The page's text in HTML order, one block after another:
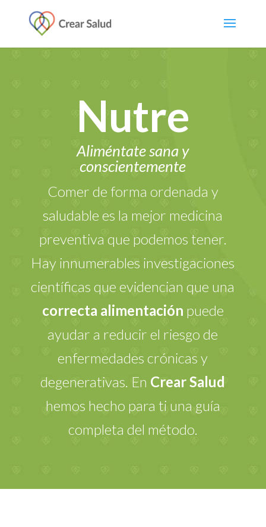
Nutre
Aliméntate sana y
conscientemente
Comer de forma ordenada y
saludable es la mejor medicina
preventiva que podemos tener.
Hay innumerables investigaciones
científicas que evidencian que una
correcta alimentación puede
ayudar a reducir el riesgo de
enfermedades crónicas y
degenerativas. En Crear Salud
hemos hecho para ti una guía
completa del método.